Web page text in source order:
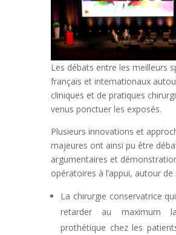
Les débats entre les meilleurs
français et internationaux
cliniques et de pratiques
venus ponctuer les exposés.
Plusieurs innovations et
majeures ont ainsi pu être
argumentaires et
opératoires à l’appui, autour de :
La chirurgie conservatrice
retarder au maximum
prothétique chez les